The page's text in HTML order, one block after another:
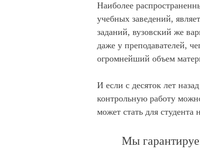
Наиболее
учебных заведений,
заданий, вузовский же
даже у преподавателей,
огромнейший объем
И если с десяток лет
контрольную работу
может стать для
Мы